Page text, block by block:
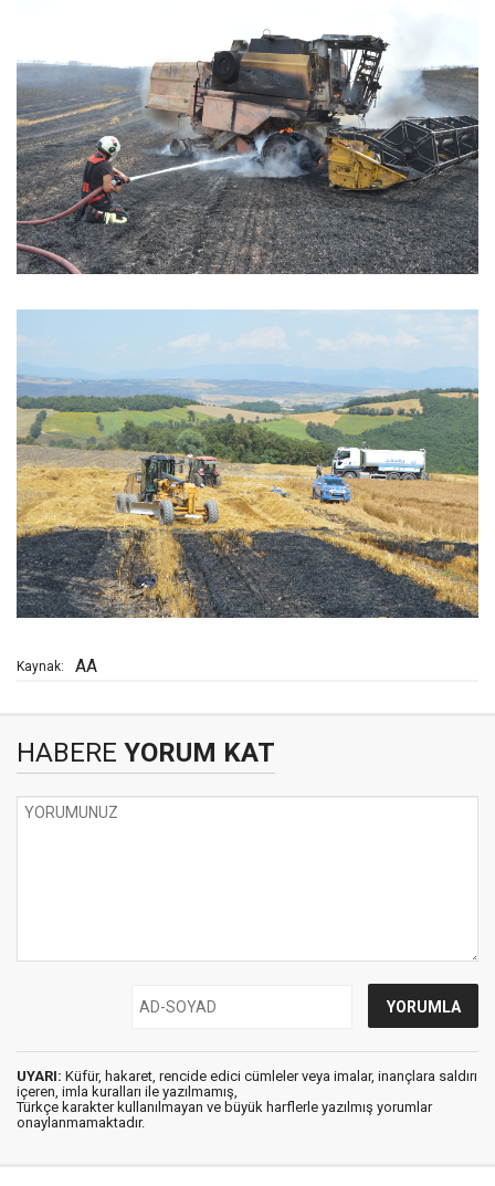
Kaynak: AA
HABERE YORUM KAT
UYARI: Küfür, hakaret, rencide edici cümleler veya imalar, inançlara saldırı
içeren, imla kuralları ile yazılmamış,
Türkçe karakter kullanılmayan ve büyük harflerle yazılmış yorumlar
onaylanmamaktadır.